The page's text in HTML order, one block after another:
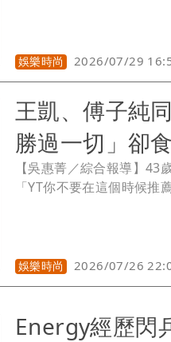
娛樂時尚 2026/07/29
王凱、傅子純
勝過一切」卻
【吳惠菁／綜合報導】43
「YT你不要在這個時候
調整好心情才接《市井豪
多一份關心，「身體健康
娛樂時尚 2026/07/26
Energy經歷閃